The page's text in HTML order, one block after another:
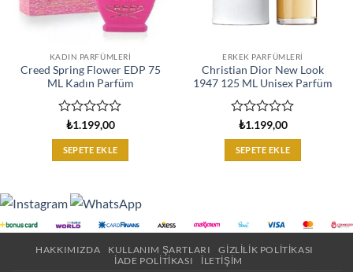
KADIN PARFÜMLERI
Creed Spring Flower EDP 75
ML Kadın Parfüm
üzerinden
0
oy
₺1.199,00
SEPETE EKLE
ERKEK PARFÜMLERI
Christian Dior New Look
1947 125 ML Unisex Parfüm
üzerinden
0
oy
₺1.199,00
SEPETE EKLE
HAKKIMIZDA KULLANIM ŞARTLARI
GIZLILIK POLITIKASI
İADE POLITIKASI
İLETIŞIM